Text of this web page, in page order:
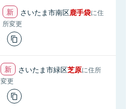
さいたま市南区鹿手袋に住
所変更
さいたま市緑区芝原に住所
変更